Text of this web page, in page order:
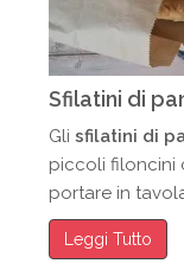
Sfilatini di
Glisfilatini di
piccoli filoncini
portare in
Leggi Tutto